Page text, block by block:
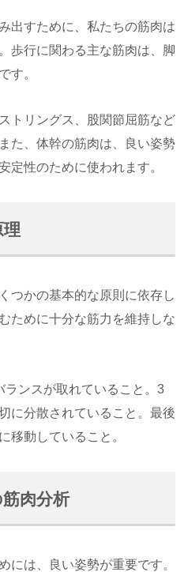
出すために、私たちの筋肉は
歩行に関わる主な筋肉は、脚
す。
トリングス、股関節屈筋など
た、体幹の筋肉は、良い姿勢
定性のために使われます。
つかの基本的な原則に依存し
ために十分な筋力を維持しな
ランスが取れていること。3
に分散されていること。最後
移動していること。
肉分析
には、良い姿勢が重要です。